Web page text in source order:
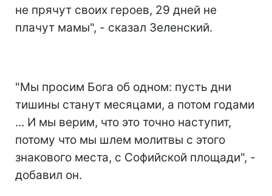
не прячут своих героев, 29 дней не
плачут мамы", - сказал Зеленский.
"Мы просим Бога об одном: пусть дни
тишины станут месяцами, а потом годами
... И мы верим, что это точно наступит,
потому что мы шлем молитвы с этого
знакового места, с Софийской площади", -
добавил он.